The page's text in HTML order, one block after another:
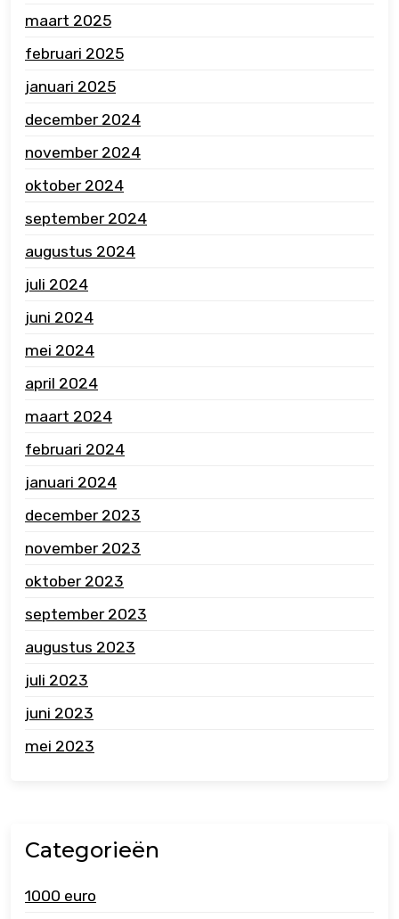
maart 2025
februari 2025
januari 2025
december 2024
november 2024
oktober 2024
september 2024
augustus 2024
juli 2024
juni 2024
mei 2024
april 2024
maart 2024
februari 2024
januari 2024
december 2023
november 2023
oktober 2023
september 2023
augustus 2023
juli 2023
juni 2023
mei 2023
Categorieën
1000 euro